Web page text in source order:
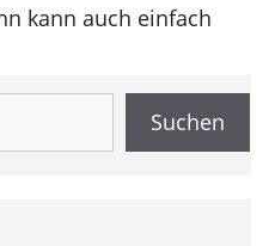
kann auch einfach
Suchen